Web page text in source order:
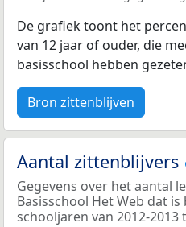
De grafiek toont het
van 12 jaar of ouder, die
basisschool hebben
Bron zittenblijven
Aantal zittenblijvers
Gegevens over het aantal
Basisschool Het Web dat
schooljaren van 2012-2013